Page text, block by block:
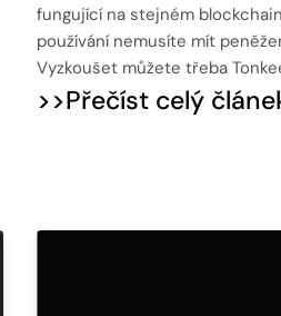
fungující na stejném
používání nemusíte mít
Vyzkoušet můžete třeba
>>Přečíst celý